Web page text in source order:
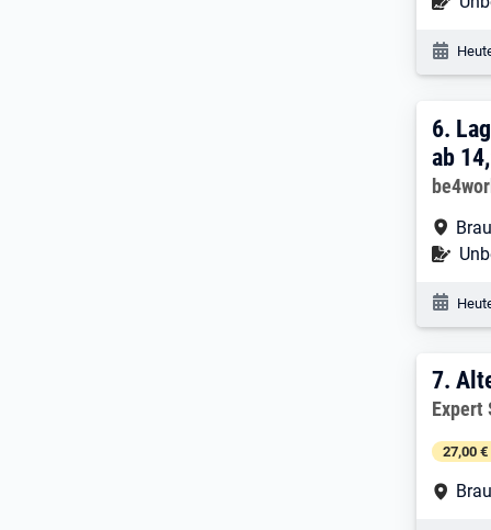
6.
6.
ab
7.
7.
Expert
27,00